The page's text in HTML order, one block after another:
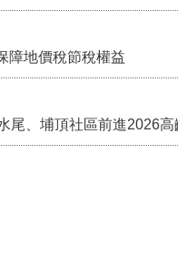
障地價稅節稅權益